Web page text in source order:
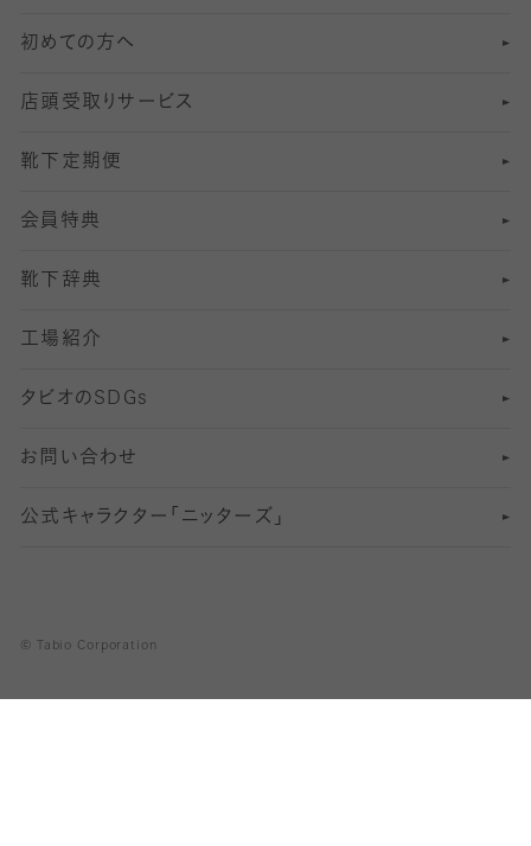
8 分丈 レギンス
10分丈 レギンス
12分丈レギンス
13分丈レギンス
ロングホーズ
ヨガソックス・靴下
スポーツ用レッグウォーマー
SSサイズ（21～23cm）
Sサイズ（22～25cm）
Mサイズ（25～27cm）
Lサイズ（27～29cm）
冷えとり靴下
着圧・加圧タイツ
むくみ対策
足の疲れ対策
足の臭い対策
冷え対策
靴ずれ対策
快適な睡眠対策
初めての方へ
店頭受取りサービス
靴下定期便
会員特典
靴下辞典
工場紹介
タビオのSDGs
お問い合わせ
公式キャラクター「ニッターズ」
© Tabio Corporation